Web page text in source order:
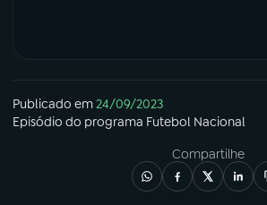
Publicado em24/09/2023
Episódio do programa Futebol Nacional
Compartilhe